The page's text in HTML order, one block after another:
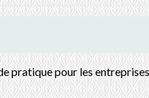
pratique pour les